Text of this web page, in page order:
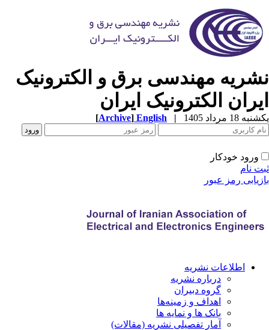
مهندسی برق و الکترونیک
الکترونیک ایران
18 مرداد 1405 |
English
[Archive]
ورود خودکار
نام
رمز عبور
اطلاعات نشریه
درباره نشریه
گروه دبیران
اهداف و زمینه‌ها
بانک ها و نمایه ها
آمار تفصیلی نشریه (مقالات)